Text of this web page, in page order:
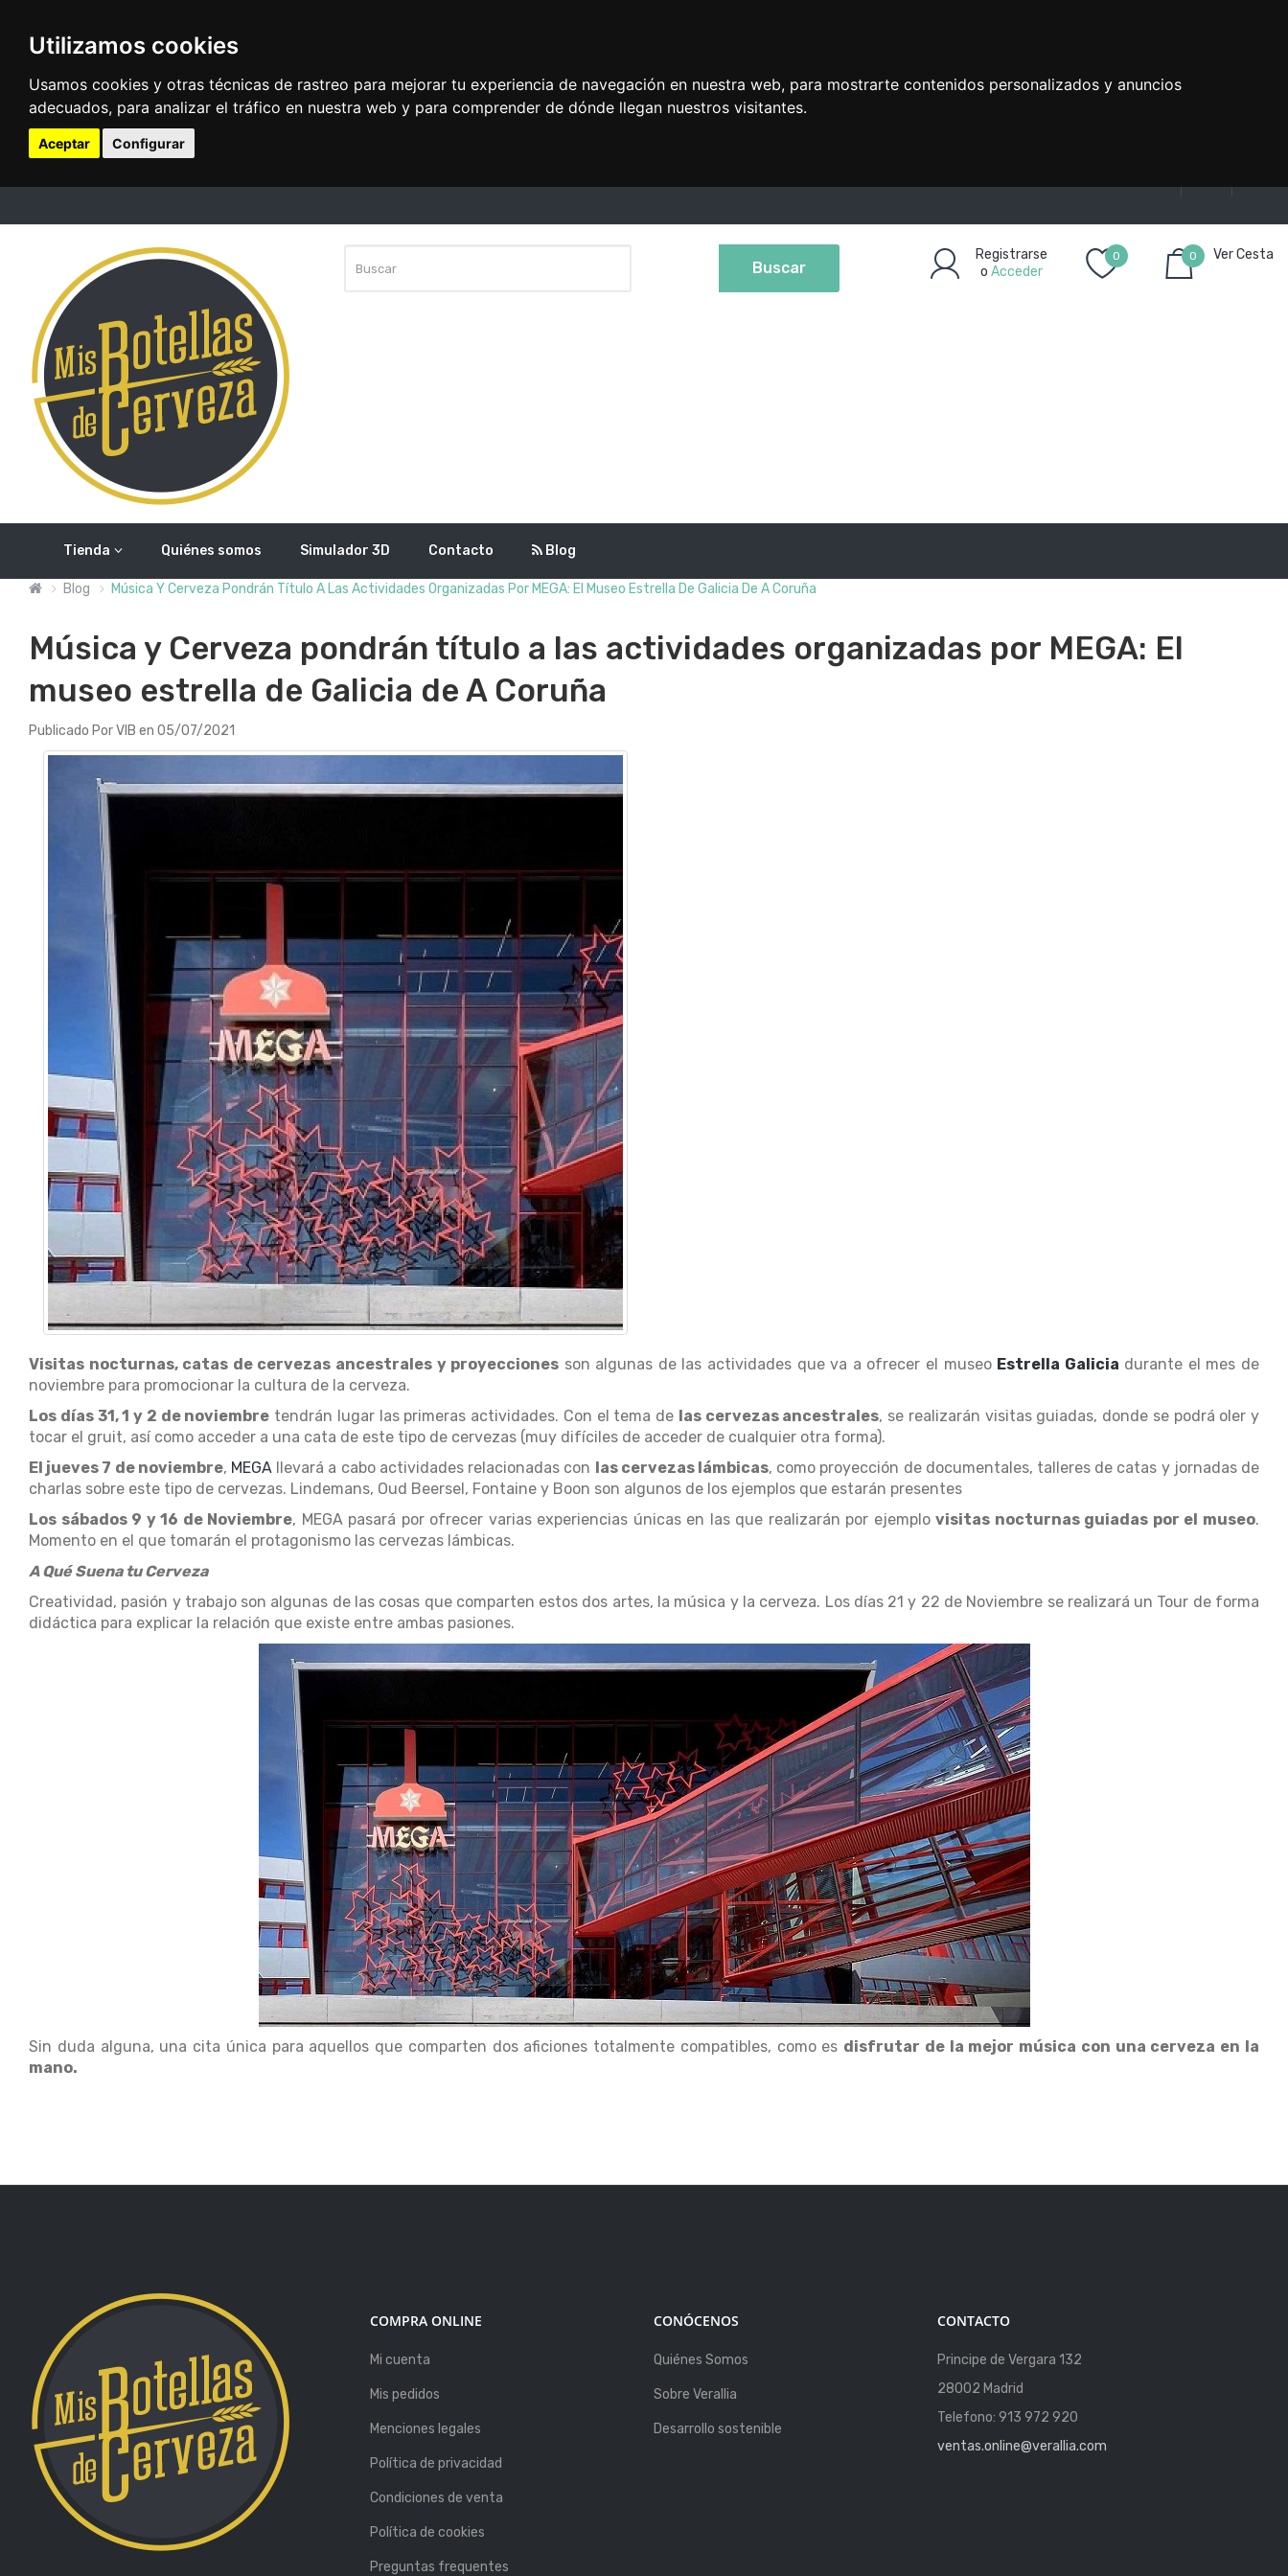
Utilizamos cookies
Usamos cookies y otras técnicas de rastreo para mejorar tu experiencia de navegación en nuestra web, para mostrarte contenidos personalizados y anuncios
adecuados, para analizar el tráfico en nuestra web y para comprender de dónde llegan nuestros visitantes.
Aceptar Configurar
Buscar
Registrarse
o Acceder
0
0
Artículo(s)
Ver Cesta
Tienda Quiénes somos Simulador 3D Contacto Blog
Blog Música Y Cerveza Pondrán Título A Las Actividades Organizadas Por MEGA: El Museo Estrella De Galicia De A Coruña
Música y Cerveza pondrán título a las actividades organizadas por MEGA: El
museo estrella de Galicia de A Coruña
Publicado Por VIB en 05/07/2021
Visitas nocturnas, catas de cervezas ancestrales y proyecciones son algunas de las actividades que va a ofrecer el museo Estrella Galicia durante el mes de
noviembre para promocionar la cultura de la cerveza.
Los días 31, 1 y 2 de noviembre tendrán lugar las primeras actividades. Con el tema de las cervezas ancestrales, se realizarán visitas guiadas, donde se podrá oler y
tocar el gruit, así como acceder a una cata de este tipo de cervezas (muy difíciles de acceder de cualquier otra forma).
El jueves 7 de noviembre, MEGA llevará a cabo actividades relacionadas con las cervezas lámbicas, como proyección de documentales, talleres de catas y jornadas de
charlas sobre este tipo de cervezas. Lindemans, Oud Beersel, Fontaine y Boon son algunos de los ejemplos que estarán presentes
Los sábados 9 y 16 de Noviembre, MEGA pasará por ofrecer varias experiencias únicas en las que realizarán por ejemplovisitas nocturnas guiadas por el museo.
Momento en el que tomarán el protagonismo las cervezas lámbicas.
A Qué Suena tu Cerveza
Creatividad, pasión y trabajo son algunas de las cosas que comparten estos dos artes, la música y la cerveza. Los días 21 y 22 de Noviembre se realizará un Tour de forma
didáctica para explicar la relación que existe entre ambas pasiones.
Sin duda alguna, una cita única para aquellos que comparten dos aficiones totalmente compatibles, como es disfrutar de la mejor música con una cerveza en la
mano.
COMPRA ONLINE
Mi cuenta
Mis pedidos
Menciones legales
Política de privacidad
Condiciones de venta
Política de cookies
Preguntas frequentes
CONÓCENOS
Quiénes Somos
Sobre Verallia
Desarrollo sostenible
CONTACTO
Principe de Vergara 132
28002 Madrid
Telefono: 913 972 920
ventas.online@verallia.com